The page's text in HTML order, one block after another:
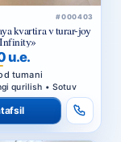
#000403
kvartira v turar-joy
u.e.
tumani
qurilish • Sotuv